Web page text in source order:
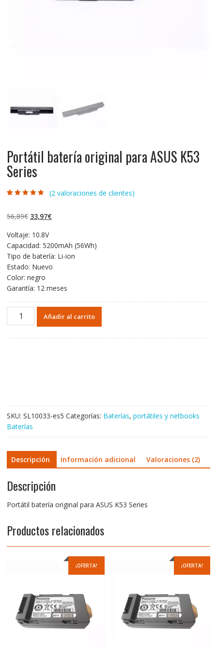
Portátil batería original para ASUS K53
Series
valoraciones de
(2valoraciones de clientes)
56,89€ El
original
era:
56,89€.
33,97€El
es:
33,97€.
Voltaje: 10.8V
Capacidad: 5200mAh (56Wh)
Tipo de batería: Li-ion
Estado: Nuevo
Color: negro
Garantía: 12 meses
Portátil
batería
Añadir al carrito
SKU: SL10033-es5 Categorías: Baterías, portátiles y netbooks
Baterías
Descripción Información adicional Valoraciones (2)
Descripción
Portátil batería original para ASUS K53 Series
Productos relacionados
¡OFERTA! ¡OFERTA!